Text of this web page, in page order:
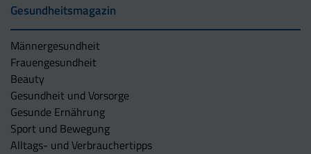
Gesundheitsmagazin
Männergesundheit
Frauengesundheit
Beauty
Gesundheit und Vorsorge
Gesunde Ernährung
Sport und Bewegung
Alltags- und Verbrauchertipps